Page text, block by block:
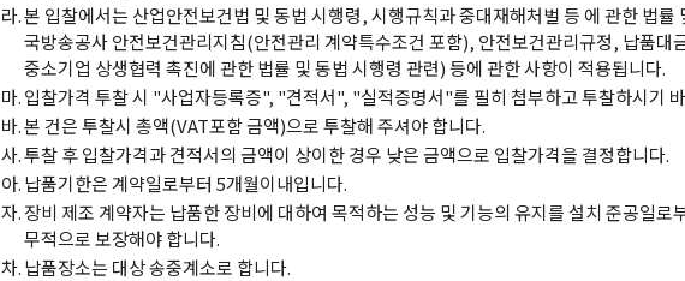
라.본 입찰에서는 산업안전보건법 및 동법 시행령, 시행규칙과 중대재해처벌 등 에 관한 법률
국방송공사 안전보건관리지침(안전관리 계약특수조건 포함), 안전보건관리규정, 납품대
중소기업 상생협력 촉진에 관한 법률 및 동법 시행령 관련) 등에 관한 사항이 적용됩니다.
마.입찰가격 투찰 시 "사업자등록증", "견적서", "실적증명서"를 필히 첨부하고 투찰하시기
바.본 건은 투찰시 총액(VAT포함 금액)으로 투찰해 주셔야 합니다.
사.투찰 후 입찰가격과 견적서의 금액이 상이한 경우 낮은 금액으로 입찰가격을 결정합니다.
아.납품기한은 계약일로부터 5개월이내입니다.
자.장비 제조 계약자는 납품한 장비에 대하여 목적하는 성능 및 기능의 유지를 설치 준공일로
무적으로 보장해야 합니다.
차.납품장소는 대상 송중계소로 합니다.